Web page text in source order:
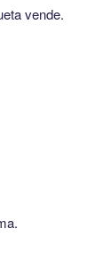
vende.